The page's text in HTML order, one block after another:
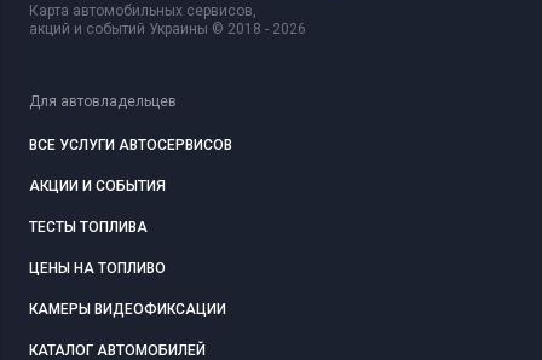
Карта автомобильных сервисов,
акций и событий Украины © 2018 - 2026
Для автовладельцев
ВСЕ УСЛУГИ АВТОСЕРВИСОВ
АКЦИИ И СОБЫТИЯ
ТЕСТЫ ТОПЛИВА
ЦЕНЫ НА ТОПЛИВО
КАМЕРЫ ВИДЕОФИКСАЦИИ
КАТАЛОГ АВТОМОБИЛЕЙ